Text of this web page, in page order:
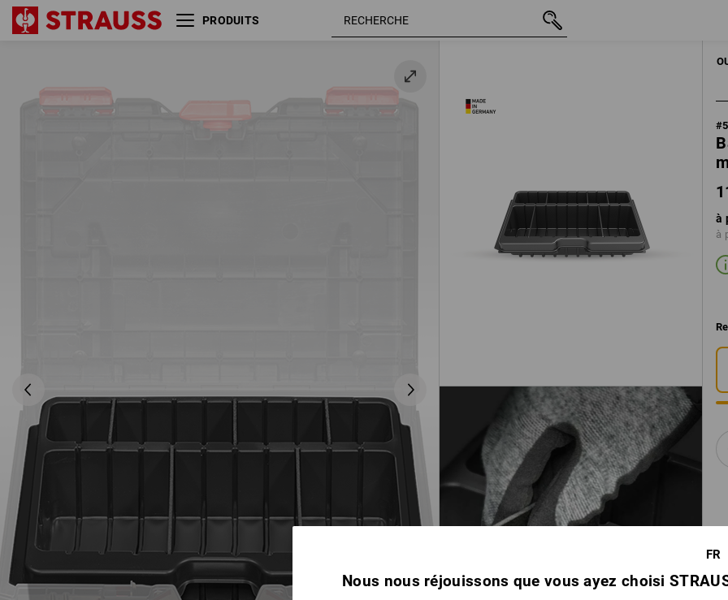
PRODUITS
OUTILS À MAIN
#
à
à
Bac pour outil avec 5
11,88 €
FR
Nous nous réjouissons que vous ayez choisi